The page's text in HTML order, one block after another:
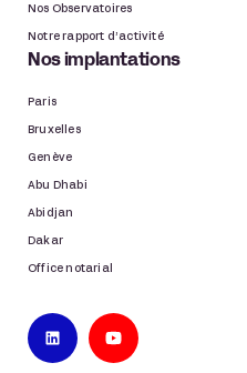
Nos Observatoires
Notre rapport d’activité
Nos implantations
Paris
Bruxelles
Genève
Abu Dhabi
Abidjan
Dakar
Office notarial